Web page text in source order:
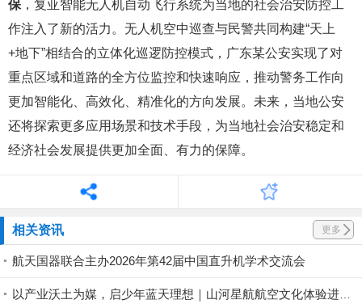
保 ，复亚智能无人机自动飞行系统为当地的社会治安防控工
作注入了新的活力。无人机空中巡查与民警共同构建“天上
+地下”相结合的立体化巡逻防控模式，广东某公安实现了对
重点区域和道路的全方位监控和快速响应，推动警务工作向
更加智能化、高效化、精准化的方向发展。未来，当地公安
还将探索更多应用场景和技术手段，为当地社会治安稳定和
经济社会发展提供更加全面、有力的保障。
相关资讯 更多
航天国器联合主办2026年第42届中国直升机学术交流会